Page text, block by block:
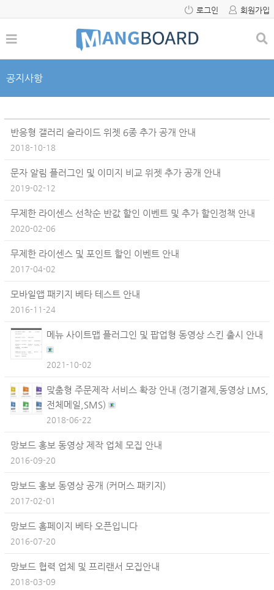
로그인 회원가입
공지사항
반응형 갤러리 슬라이드 위젯 6종 추가 공개 안내
2018-10-18
문자 알림 플러그인 및 이미지 비교 위젯 추가 공개 안내
2019-02-12
무제한 라이센스 선착순 반값 할인 이벤트 및 추가 할인정책 안내
2020-02-06
무제한 라이센스 및 포인트 할인 이벤트 안내
2017-04-02
모바일앱 패키지 베타 테스트 안내
2016-11-24
메뉴 사이트맵 플러그인 및 팝업형 동영상 스킨 출시 안내
2021-10-02
맞춤형 주문제작 서비스 확장 안내 (정기결제,동영상 LMS,
전체메일,SMS)
2018-06-22
망보드 홍보 동영상 제작 업체 모집 안내
2016-09-20
망보드 홍보 동영상 공개 (커머스 패키지)
2017-02-01
망보드 홈페이지 베타 오픈입니다
2016-07-20
망보드 협력 업체 및 프리랜서 모집안내
2018-03-09